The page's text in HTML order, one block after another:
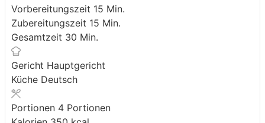
Vorbereitungszeit 15 Minuten
Min.
Zubereitungszeit 15 Minuten
Min.
Gesamtzeit 30 Minuten
Min.
Gericht Hauptgericht
Küche Deutsch
Portionen 4 Portionen